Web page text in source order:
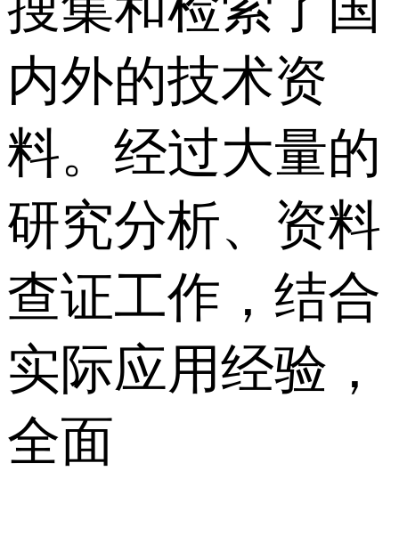
内外的技术资
料。经过大量的
研究分析、资料
查证工作，结合
实际应用经验，
全面